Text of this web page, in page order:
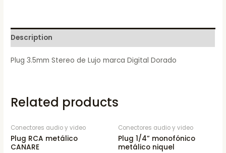
Description
Plug 3.5mm Stereo de Lujo marca Digital Dorado
Related products
Conectores audio y video
Plug RCA metálico
CANARE
Conectores audio y video
Plug 1/4” monofónico
metálico niquel